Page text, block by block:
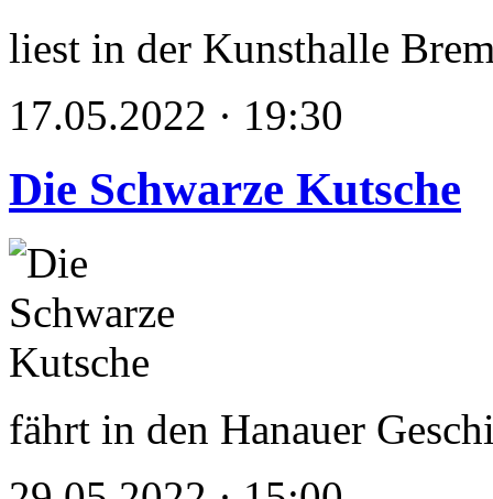
liest in der Kunsthalle
17.05.2022 · 19:30
Die Schwarze Kutsche
fährt in den Hanauer